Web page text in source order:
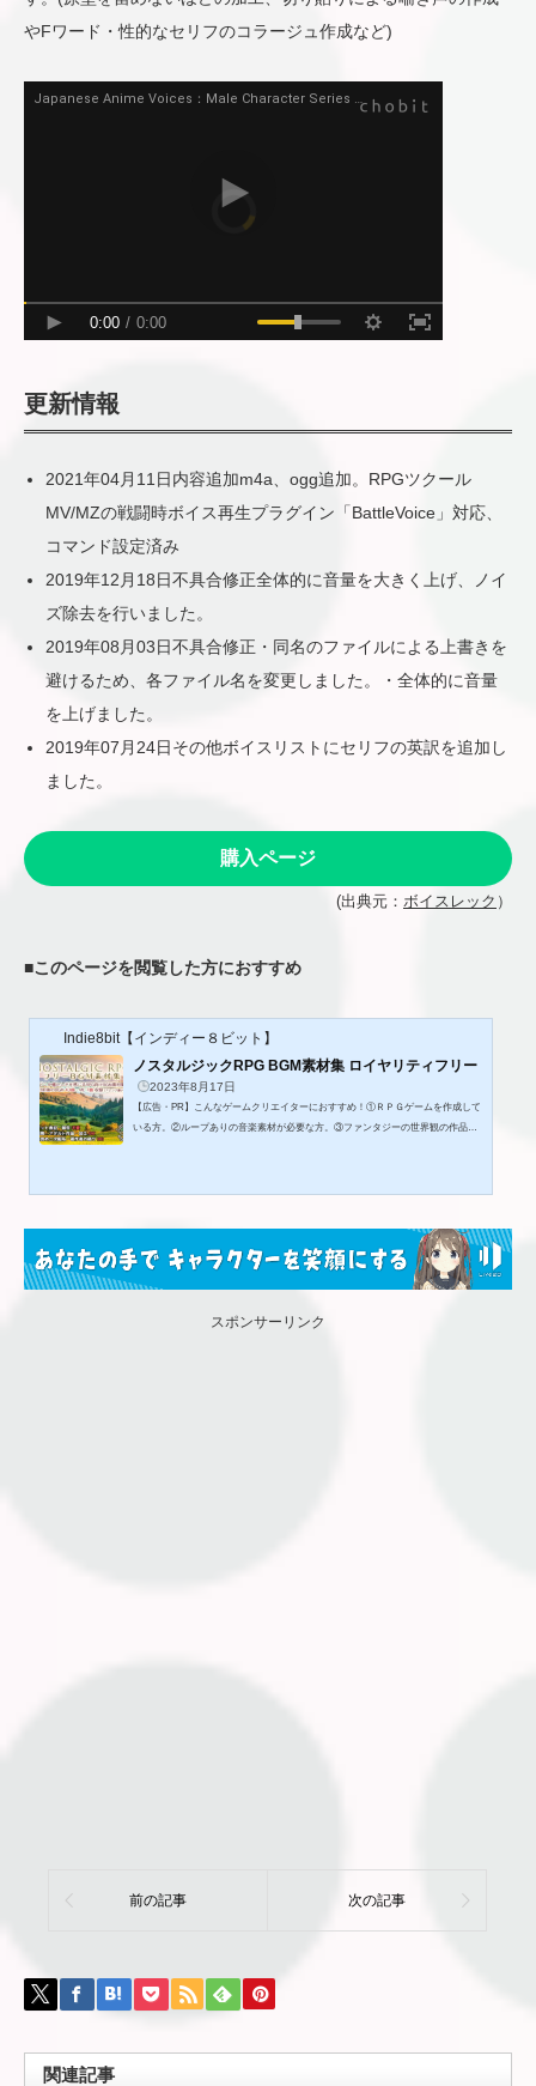
やFワード・性的なセリフのコラージュ作成など)
更新情報
2021年04月11日内容追加m4a、ogg追加。RPGツクール
MV/MZの戦闘時ボイス再生プラグイン「BattleVoice」対応、
コマンド設定済み
2019年12月18日不具合修正全体的に音量を大きく上げ、ノイ
ズ除去を行いました。
2019年08月03日不具合修正・同名のファイルによる上書きを
避けるため、各ファイル名を変更しました。・全体的に音量
を上げました。
2019年07月24日その他ボイスリストにセリフの英訳を追加し
ました。
購入ページ
(出典元： ボイスレック ）
■このページを閲覧した方におすすめ
Indie8bit【インディー８ビット】
ノスタルジックRPG BGM素材集 ロイヤリティフリー
2023年8月17日
【広告・PR】こんなゲームクリエイターにおすすめ！①ＲＰＧゲームを作成して
いる方。②ループありの音楽素材が必要な方。③ファンタジーの世界観の作品を
ムや動画など用途を問わず使用可・加工自由・クレジット表記、報告不要・加
工...
スポンサーリンク
前の記事 次の記事
関連記事